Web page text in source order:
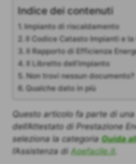
Indice dei contenuti
Impianto di riscaldamento
Il Codice Catasto Impianti e la
Il Rapporto di Efficienza
Il Libretto dell’impianto
Non trovi nessun documento?
Qualche dato in più
Questo articolo fa parte di
dell’Attestato di Prestazione
seleziona la categoriaGuida
l’Assistenza diApefacile.it